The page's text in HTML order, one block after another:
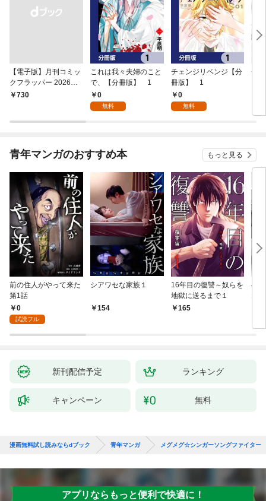
【電子版】月刊コミッ
クフラッパー 2026年9
月号
￥730
これは我々夫婦のこと
で、【分冊版】 1
0
無料
チェンジリベンジ【分
冊版】 1
0
無料
チ
青年マンガのおすすめ本 もっと見る
前の住人がやって来た
第1話
0
試読フル
シアワセな家族１
154
16年目の復讐～奴らを
地獄に送るまで１
165
ベ
新刊配信予定 ランキング
キャンペーン 無料
漫画無料試し読みならdブック 青年マンガ メグメグ☆シンガーソングファイター
アプリならもっと便利で快適に！